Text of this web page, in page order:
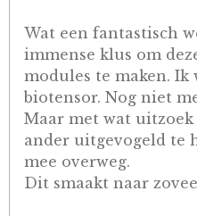
Wat een fantastisch
immense klus om
modules te maken. Ik
biotensor. Nog niet
Maar met wat
ander uitgevogeld te
mee overweg.
Dit smaakt naar